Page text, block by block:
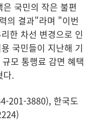
국민의 작은 불편
의 결과"라며 "이번
한 차선 변경으로 인
국민들이 지난해 기
모 통행료 감면 혜택
다.
201-3880), 한국도